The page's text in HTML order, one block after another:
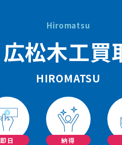
Hiromatsu
広松木工買
HIROMATSU
即日 納得